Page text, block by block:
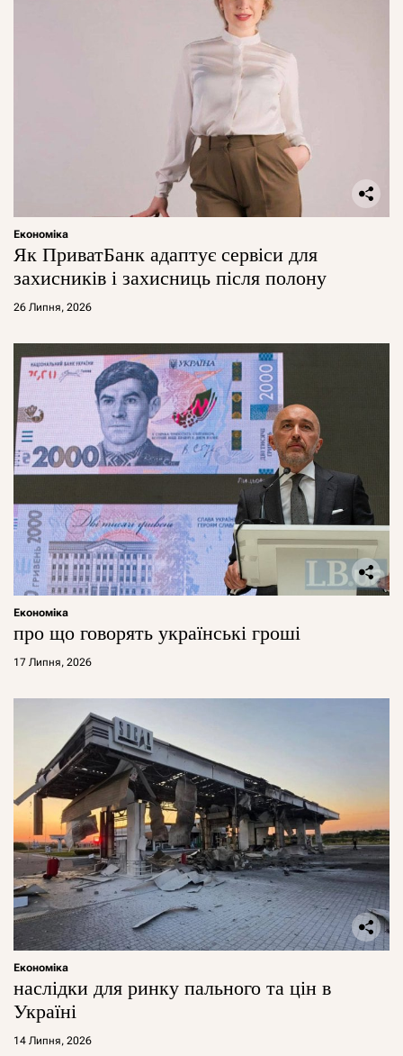
Економіка
Як ПриватБанк адаптує сервіси для
захисників і захисниць після полону
26 Липня, 2026
Економіка
про що говорять українські гроші
17 Липня, 2026
Економіка
наслідки для ринку пального та цін в
Україні
14 Липня, 2026